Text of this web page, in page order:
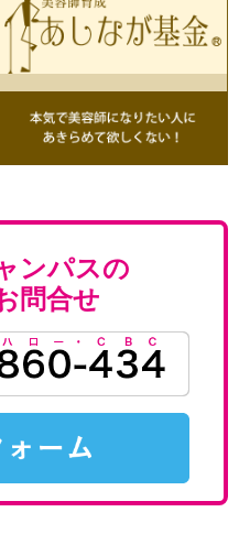
ンパスの
問合せ